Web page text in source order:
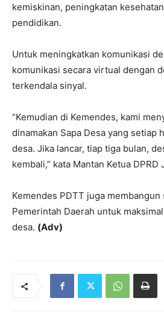
kemiskinan, peningkatan
pendidikan.
Untuk meningkatkan komunikasi
komunikasi secara virtual dengan
terkendala sinyal.
“Kemudian di Kemendes, kami
dinamakan Sapa Desa yang setiap
desa. Jika lancar, tiap tiga bulan,
kembali,” kata Mantan Ketua DPRD
Kemendes PDTT juga
Pemerintah Daerah untuk
desa. (Adv)